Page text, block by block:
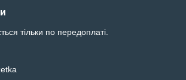
тільки по передоплаті.